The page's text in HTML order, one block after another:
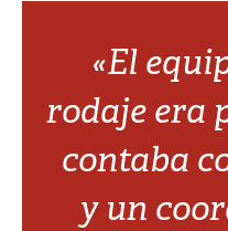
«El
rodaje era
contaba
y un